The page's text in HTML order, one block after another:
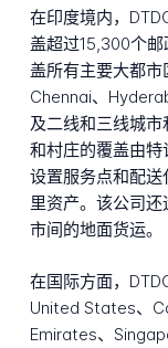
在印度境内，
盖超过15,300个
盖所有主要大都市
Chennai、
及二线和三线城
和村庄的覆盖由
设置服务点和配
里资产。该公司
市间的地面货运。
在国际方面，
United States、
Emirates、